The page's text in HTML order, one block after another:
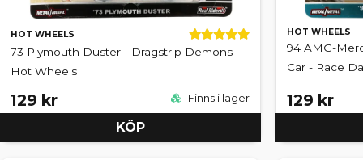
HOT WHEELS
73 Plymouth Duster - Dragstrip Demons -
Hot Wheels
129 kr Finns i lager
KÖP
HOT WHEELS
94 AMG-
Car - Race
129 kr